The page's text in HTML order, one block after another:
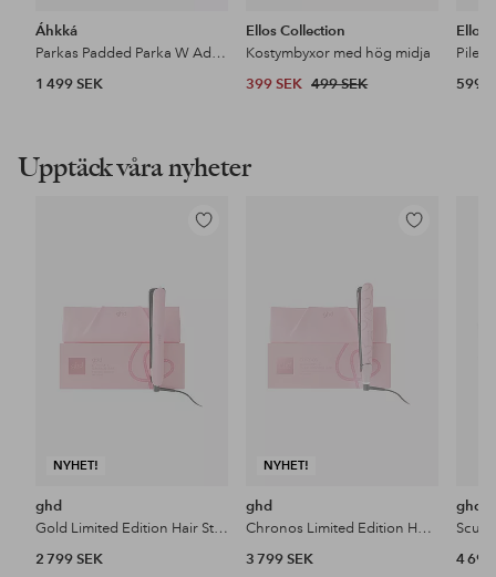
Áhkká
Parkas Padded Parka W Adjustable Waist
1 499 SEK
Ellos Collection
Kostymbyxor med hög midja
399 SEK 499 SEK
Ellos
599
Upptäck våra nyheter
NYHET!
Lägg
ghd
Gold Limited Edition Hair Straightener In Dusted Pink
2 799 SEK
NYHET!
Lägg
ghd
Chronos Limited Edition Hair Straightener In Dusted Pink With Love
3 799 SEK
ghd
4 699